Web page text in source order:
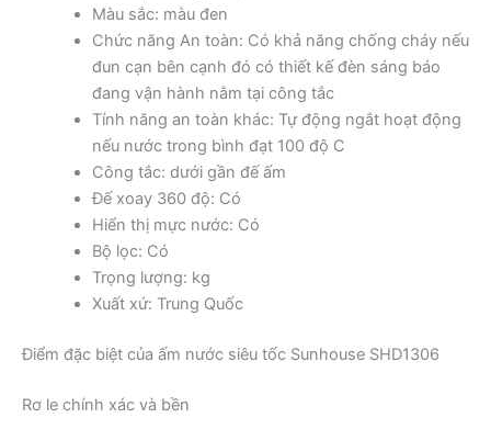
Màu sắc: màu đen
Chức năng An toàn: Có khả năng chống cháy nếu
đun cạn bên cạnh đó có thiết kế đèn sáng báo
đang vận hành nằm tại công tắc
Tính năng an toàn khác: Tự động ngắt hoạt động
nếu nước trong bình đạt 100 độ C
Công tắc: dưới gần đế ấm
Đế xoay 360 độ: Có
Hiển thị mực nước: Có
Bộ lọc: Có
Trọng lượng: kg
Xuất xứ: Trung Quốc
Điểm đặc biệt của ấm nước siêu tốc Sunhouse SHD1306
Rơ le chính xác và bền